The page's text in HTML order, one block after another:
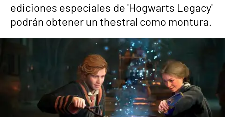
ediciones especiales de 'Hogwarts Legacy'
podrán obtener un thestral como montura.